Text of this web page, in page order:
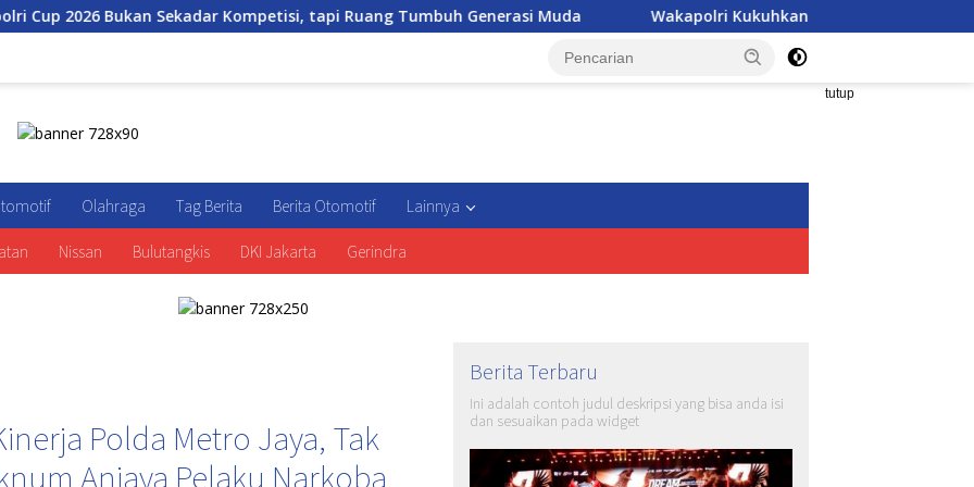
Bukan Sekadar Kompetisi, tapi Ruang Tumbuh Generasi Muda
Wakapolri Kukuhkan Pengurus KBPP Polri, Awali
tutup
Olahraga Tag Berita Berita Otomotif Lainnya
Nissan Bulutangkis DKI Jakarta Gerindra
Polda Metro Jaya, Tak
Aniaya Pelaku Narkoba
Berita Terbaru
Ini adalah contoh judul deskripsi yang bisa anda isi
dan sesuaikan pada widget